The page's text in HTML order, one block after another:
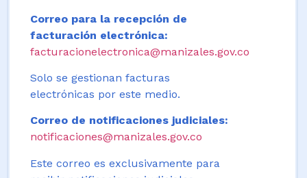
Correo para la recepción de
facturación electrónica:
facturacionelectronica@manizales.gov.co
Solo se gestionan facturas
electrónicas por este medio.
Correo de notificaciones judiciales:
notificaciones@manizales.gov.co
Este correo es exclusivamente para